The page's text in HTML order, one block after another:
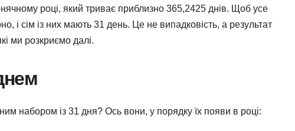
році, який триває приблизно 365,2425 днів. Щоб усе
і сім із них мають 31 день. Це не випадковість, а результат
ми розкриємо далі.
набором із 31 дня? Ось вони, у порядку їх появи в році: